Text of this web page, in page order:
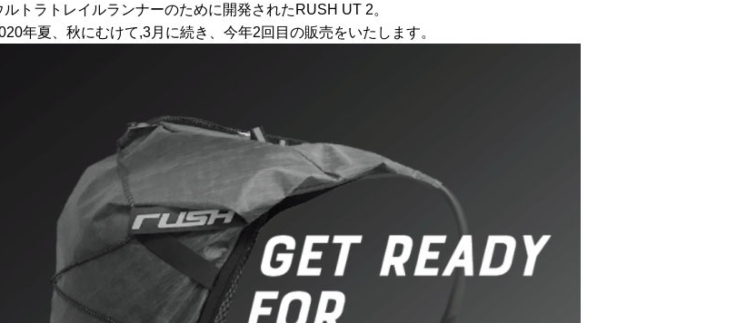
ルトラトレイルランナーのために開発されたRUSH UT 2。
年夏、秋にむけて,3月に続き、今年2回目の販売をいたします。